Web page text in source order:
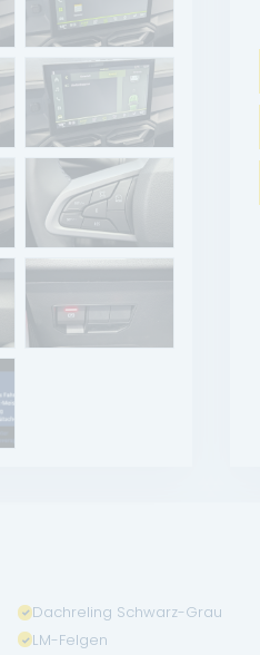
Dachreling Schwarz-Grau
LM-Felgen